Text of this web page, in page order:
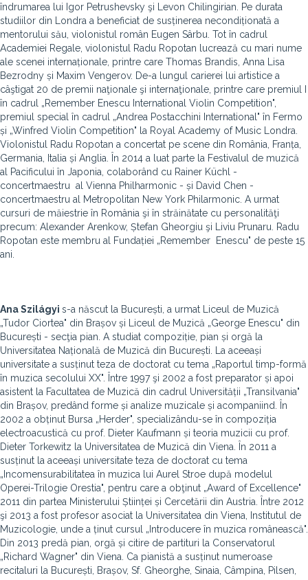
îndrumarea lui Igor Petrushevsky şi Levon Chilingirian. Pe durata
studiilor din Londra a beneficiat de susținerea necondiționată a
mentorului său, violonistul român Eugen Sârbu. Tot în cadrul
Academiei Regale, violonistul Radu Ropotan lucrează cu mari nume
ale scenei internaționale, printre care Thomas Brandis, Anna Lisa
Bezrodny și Maxim Vengerov. De-a lungul carierei lui artistice a
câştigat 20 de premii naţionale şi internaţionale, printre care premiul I
în cadrul „Remember Enescu International Violin Competition",
premiul special în cadrul „Andrea Postacchini International" în Fermo
și „Winfred Violin Competition" la Royal Academy of Music Londra.
Violonistul Radu Ropotan a concertat pe scene din România, Franța,
Germania, Italia și Anglia. În 2014 a luat parte la Festivalul de muzică
al Pacificului în Japonia, colaborând cu Rainer Küchl -
concertmaestru al Vienna Philharmonic - și David Chen -
concertmaestru al Metropolitan New York Philarmonic. A urmat
cursuri de măiestrie în România şi în străinătate cu personalităţi
precum: Alexander Arenkow, Ștefan Gheorgiu şi Liviu Prunaru. Radu
Ropotan este membru al Fundației „Remember Enescu" de peste 15
ani.
Ana Szilágyi s-a născut la București, a urmat Liceul de Muzică
„Tudor Ciortea" din Brașov și Liceul de Muzică „George Enescu" din
București - secţia pian. A studiat compoziție, pian și orgă la
Universitatea Națională de Muzică din București. La aceeași
universitate a susținut teza de doctorat cu tema „Raportul timp-formă
în muzica secolului XX". Între 1997 şi 2002 a fost preparator și apoi
asistent la Facultatea de Muzică din cadrul Universității „Transilvania"
din Brașov, predând forme și analize muzicale și acompaniind.
În
2002 a obținut Bursa „Herder", specializându-se în compoziția
electroacustică cu prof. Dieter Kaufmann și teoria muzicii cu prof.
Dieter Torkewitz la Universitatea de Muzică din Viena. În 2011 a
susținut la aceeași universitate teza de doctorat cu tema
„Incomensurabilitatea în muzica lui Aurel Stroe după modelul
Operei-Trilogie Orestia", pentru care a obţinut „Award of Excellence"
2011 din partea Ministerului Științei și Cercetării din Austria. Între 2012
şi 2013 a fost profesor asociat la Universitatea din Viena, Institutul de
Muzicologie, unde a ținut cursul „Introducere în muzica românească".
Din 2013 predă pian, orgă și citire de partituri la Conservatorul
„Richard Wagner" din Viena. Ca pianistă a susținut numeroase
recitaluri la București, Brașov, Sf. Gheorghe, Sinaia, Câmpina, Pilsen,